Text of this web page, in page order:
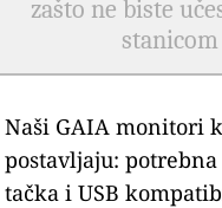
zašto ne biste
Naši GAIA monitori
postavljaju:
tačka i USB